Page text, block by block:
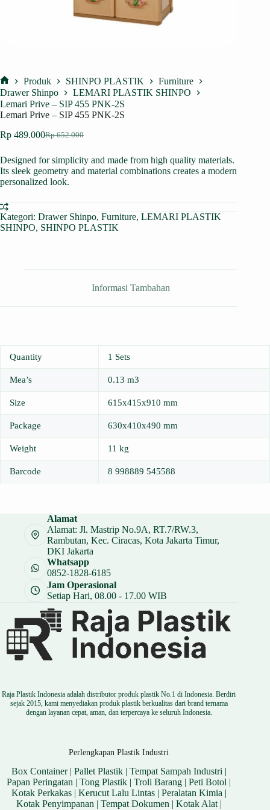
Home
Produk SHINPO PLASTIK
Furniture
Drawer Shinpo
LEMARI PLASTIK SHINPO
Lemari Prive – SIP 455 PNK-2S
Lemari Prive – SIP 455 PNK-2S
Rp652.000
Harga
adalah:
Rp 652.000.
Rp 489.000Harga
ini
adalah:
Rp 489.000.
Designed for simplicity and made from high quality materials.
Its sleek geometry and material combinations creates a modern
personalized look.
Kategori: Drawer Shinpo, Furniture, LEMARI PLASTIK
SHINPO, SHINPO PLASTIK
Informasi Tambahan
Quantity 1 Sets
Mea’s 0.13 m3
Size 615x415x910 mm
Package 630x410x490 mm
Weight 11 kg
Barcode 8 998889 545588
Alamat
Alamat: Jl. Mastrip No.9A, RT.7/RW.3,
Rambutan, Kec. Ciracas, Kota Jakarta Timur,
DKI Jakarta
Whatsapp
0852-1828-6185
Jam Operasional
Setiap Hari, 08.00 - 17.00 WIB
Raja Plastik Indonesia adalah distributor produk plastik No.1 di Indonesia. Berdiri
sejak 2015, kami menyediakan produk plastik berkualitas dari brand ternama
dengan layanan cepat, aman, dan terpercaya ke seluruh Indonesia.
Perlengkapan Plastik Industri
Box Container| Pallet Plastik| Tempat Sampah Industri |
Papan Peringatan |Tong Plastik |Troli Barang |Peti Botol |
Kotak Perkakas| Kerucut Lalu Lintas| Peralatan Kimia |
Kotak Penyimpanan | Tempat Dokumen | Kotak Alat|